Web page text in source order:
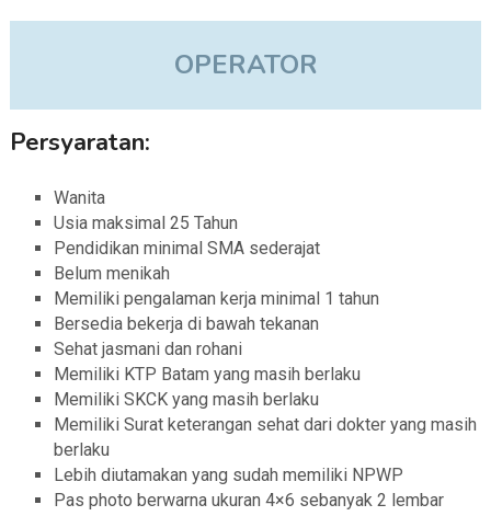
OPERATOR
Persyaratan:
Wanita
Usia maksimal 25 Tahun
Pendidikan minimal SMA sederajat
Belum menikah
Memiliki pengalaman kerja minimal 1 tahun
Bersedia bekerja di bawah tekanan
Sehat jasmani dan rohani
Memiliki KTP Batam yang masih berlaku
Memiliki SKCK yang masih berlaku
Memiliki Surat keterangan sehat dari dokter yang masih
berlaku
Lebih diutamakan yang sudah memiliki NPWP
Pas photo berwarna ukuran 4×6 sebanyak 2 lembar